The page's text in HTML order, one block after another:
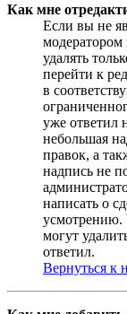
Как мне
Если вы не
модератором
удалять
перейти к
в
уже ответил
небольшая
правок, а
надпись не
написать о
усмотрению.
могут
ответил.
Вернуться к